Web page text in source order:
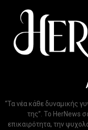
“Τα νέα κάθε δυναμικής
της”. Το HerNews
επικαιρότητα, την